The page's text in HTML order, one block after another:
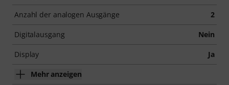
Anzahl der analogen Ausgänge 2
Digitalausgang Nein
Display Ja
Mehr anzeigen